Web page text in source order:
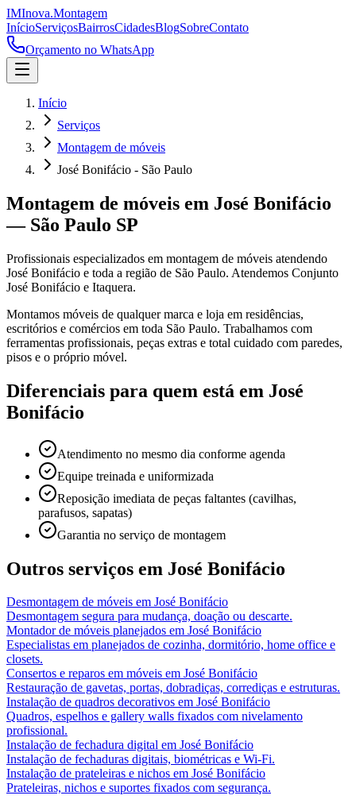
IMInova.Montagem
InícioServiçosBairrosCidadesBlogSobreContato
Orçamento no WhatsApp
Início
Serviços
Montagem de móveis
José Bonifácio - São Paulo
Montagem de móveis em José Bonifácio
— São Paulo SP
Profissionais especializados em montagem de móveis atendendo
José Bonifácio e toda a região de São Paulo. Atendemos Conjunto
José Bonifácio e Itaquera.
Montamos móveis de qualquer marca e loja em residências,
escritórios e comércios em toda São Paulo. Trabalhamos com
ferramentas profissionais, peças extras e total cuidado com paredes,
pisos e o próprio móvel.
Diferenciais para quem está em José
Bonifácio
Atendimento no mesmo dia conforme agenda
Equipe treinada e uniformizada
Reposição imediata de peças faltantes (cavilhas,
parafusos, sapatas)
Garantia no serviço de montagem
Outros serviços em José Bonifácio
Desmontagem de móveis em José Bonifácio
Desmontagem segura para mudança, doação ou descarte.
Montador de móveis planejados em José Bonifácio
Especialistas em planejados de cozinha, dormitório, home office e
closets.
Consertos e reparos em móveis em José Bonifácio
Restauração de gavetas, portas, dobradiças, corrediças e estruturas.
Instalação de quadros decorativos em José Bonifácio
Quadros, espelhos e gallery walls fixados com nivelamento
profissional.
Instalação de fechadura digital em José Bonifácio
Instalação de fechaduras digitais, biométricas e Wi-Fi.
Instalação de prateleiras e nichos em José Bonifácio
Prateleiras, nichos e suportes fixados com segurança.